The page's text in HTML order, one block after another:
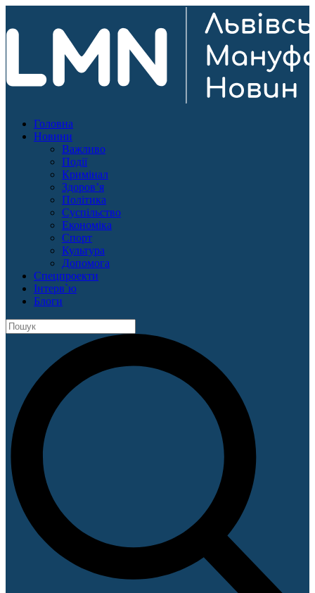
Головна
Новини
Важливо
Події
Кримінал
Здоров’я
Політика
Суспільство
Економіка
Спорт
Культура
Допомога
Спецпроекти
Інтерв`ю
Блоги